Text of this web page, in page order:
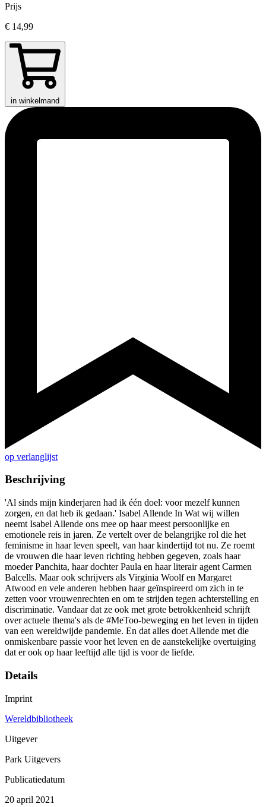
Prijs
€ 14,99
in winkelmand
op verlanglijst
Beschrijving
'Al sinds mijn kinderjaren had ik één doel: voor mezelf kunnen
zorgen, en dat heb ik gedaan.' Isabel Allende In Wat wij willen
neemt Isabel Allende ons mee op haar meest persoonlijke en
emotionele reis in jaren. Ze vertelt over de belangrijke rol die het
feminisme in haar leven speelt, van haar kindertijd tot nu. Ze roemt
de vrouwen die haar leven richting hebben gegeven, zoals haar
moeder Panchita, haar dochter Paula en haar literair agent Carmen
Balcells. Maar ook schrijvers als Virginia Woolf en Margaret
Atwood en vele anderen hebben haar geïnspireerd om zich in te
zetten voor vrouwenrechten en om te strijden tegen achterstelling en
discriminatie. Vandaar dat ze ook met grote betrokkenheid schrijft
over actuele thema's als de #MeToo-beweging en het leven in tijden
van een wereldwijde pandemie. En dat alles doet Allende met die
onmiskenbare passie voor het leven en de aanstekelijke overtuiging
dat er ook op haar leeftijd alle tijd is voor de liefde.
Details
Imprint
Wereldbibliotheek
Uitgever
Park Uitgevers
Publicatiedatum
20 april 2021